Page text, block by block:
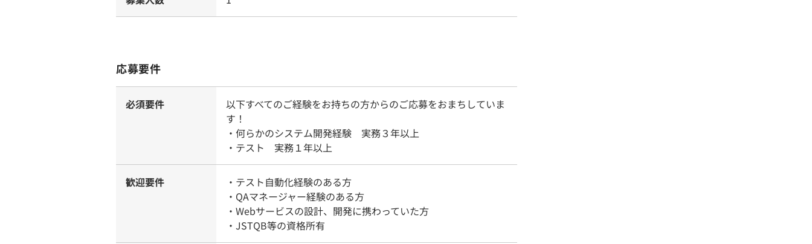
応募要件
必須要件
以下すべてのご経験をお持ちの方からのご応募をおまちしていま
す！
・何らかのシステム開発経験 実務３年以上
・テスト 実務１年以上
歓迎要件
・テスト自動化経験のある方
・QAマネージャー経験のある方
・Webサービスの設計、開発に携わっていた方
・JSTQB等の資格所有